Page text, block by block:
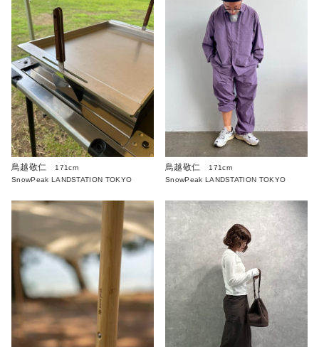
鳥越敬仁
171cm
SnowPeak LANDSTATION TOKYO
鳥越敬仁
171cm
SnowPeak LANDSTATION TOKYO